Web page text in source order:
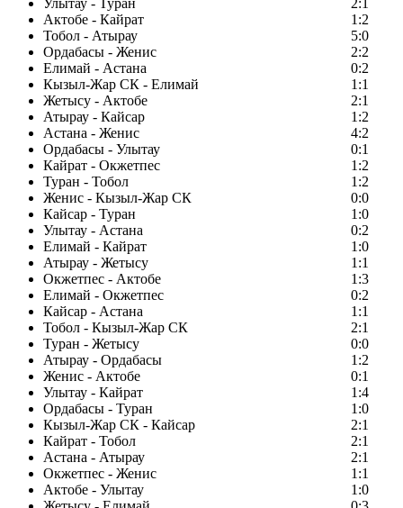
Улытау - Туран
2:1
Актобе - Кайрат
1:2
Тобол - Атырау
5:0
Ордабасы - Женис
2:2
Елимай - Астана
0:2
Кызыл-Жар СК - Елимай
1:1
Жетысу - Актобе
2:1
Атырау - Кайсар
1:2
Астана - Женис
4:2
Ордабасы - Улытау
0:1
Кайрат - Окжетпес
1:2
Туран - Тобол
1:2
Женис - Кызыл-Жар СК
0:0
Кайсар - Туран
1:0
Улытау - Астана
0:2
Елимай - Кайрат
1:0
Атырау - Жетысу
1:1
Окжетпес - Актобе
1:3
Елимай - Окжетпес
0:2
Кайсар - Астана
1:1
Тобол - Кызыл-Жар СК
2:1
Туран - Жетысу
0:0
Атырау - Ордабасы
1:2
Женис - Актобе
0:1
Улытау - Кайрат
1:4
Ордабасы - Туран
1:0
Кызыл-Жар СК - Кайсар
2:1
Кайрат - Тобол
2:1
Астана - Атырау
2:1
Окжетпес - Женис
1:1
Актобе - Улытау
1:0